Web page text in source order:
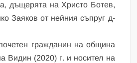
дъщерята на Христо Ботев,
Заяков от нейния съпруг д-
гражданин на община
Видин (2020) г. и носител на